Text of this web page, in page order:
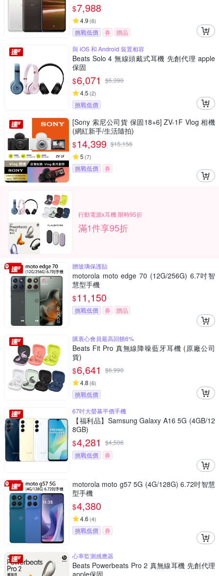
$7,988
4.9 (6)
挑戰低價 券
贈品
與 iOS 和 Android 裝置相容
Beats Solo 4 無線頭戴式耳機 先創代理 apple
保固
$6,071 $6,390
4.5 (2)
挑戰低價
[Sony 索尼公司貨 保固18+6] ZV-1F Vlog 相機
(網紅新手/生活隨拍)
$14,399 $15,156
5 (7)
挑戰低價 券
行動電源x耳機 限時95折
滿1件享95折
贈玻璃保護貼
motorola moto edge 70 (12G/256G) 6.7吋智
慧型手機
$11,150
挑戰低價 券 贈品
購衷心會員最高回饋6%
Beats Fit Pro 真無線降噪藍牙耳機 (原廠公司
貨)
$6,641 $6,990
4.8 (6)
挑戰低價
67吋大螢幕平價手機
【福利品】Samsung Galaxy A16 5G (4GB/12
8GB)
$4,281 $4,506
挑戰低價
券
motorola moto g57 5G (4G/128G) 6.72吋智慧
型手機
$4,380
4.6 (4)
挑戰低價 券
心率監測感應器
Beats Powerbeats Pro 2 真無線耳機 先創代理